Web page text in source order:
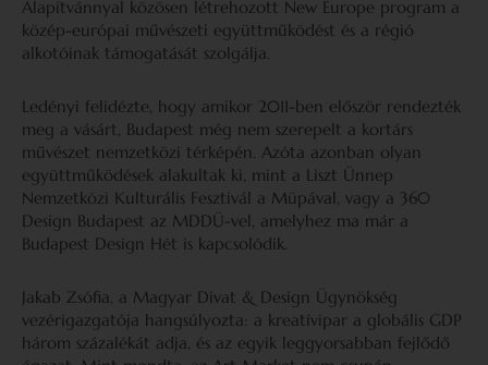
Alapítvánnyal közösen létrehozott New Europe program a
közép-európai művészeti együttműködést és a régió
alkotóinak támogatását szolgálja.
Ledényi felidézte, hogy amikor 2011-ben először rendezték
meg a vásárt, Budapest még nem szerepelt a kortárs
művészet nemzetközi térképén. Azóta azonban olyan
együttműködések alakultak ki, mint a Liszt Ünnep
Nemzetközi Kulturális Fesztivál a Müpával, vagy a 360
Design Budapest az MDDÜ-vel, amelyhez ma már a
Budapest Design Hét is kapcsolódik.
Jakab Zsófia, a Magyar Divat & Design Ügynökség
vezérigazgatója hangsúlyozta: a kreatívipar a globális GDP
három százalékát adja, és az egyik leggyorsabban fejlődő